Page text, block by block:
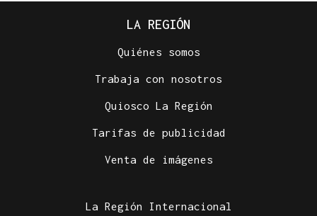
LA REGIÓN
Quiénes somos
Trabaja con nosotros
Quiosco La Región
Tarifas de publicidad
Venta de imágenes
La Región Internacional